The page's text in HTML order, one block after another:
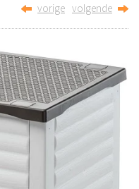
vorige volgende